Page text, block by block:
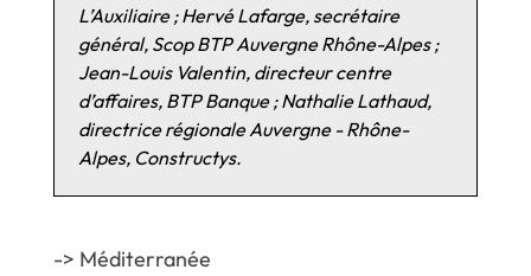
L’Auxiliaire ; Hervé Lafarge, secrétaire
général, Scop BTP Auvergne Rhône-Alpes ;
Jean-Louis Valentin, directeur centre
d’affaires, BTP Banque ; Nathalie Lathaud,
directrice régionale Auvergne - Rhône-
Alpes, Constructys.
-> Méditerranée